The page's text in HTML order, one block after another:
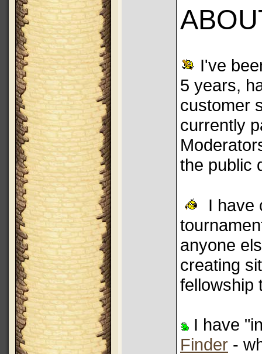
I've
5 years,
customer
currently
the public
I have
anyone
creating
fellowship
I have
Finder -